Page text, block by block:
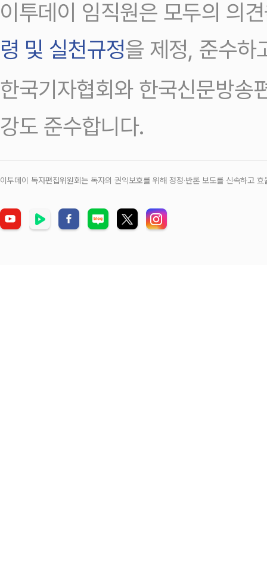
이투데이 임직원은 모두의 의
령 및 실천규정을 제정, 준수하
한국기자협회와 한국신문방송
강도 준수합니다.
이투데이 독자편집위원회는 독자의 권익보호를 위해 정정‧반론 보도를 신속하고